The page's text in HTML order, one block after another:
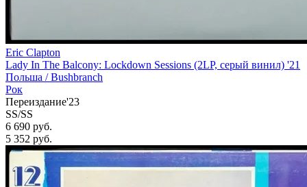
Eric Clapton
Lady In The Balcony: Lockdown Sessions (2LP, серый винил) '21
Польша /Bushbranch
Рок
Переиздание'23
SS/SS
6 690 руб.
5 352 руб.